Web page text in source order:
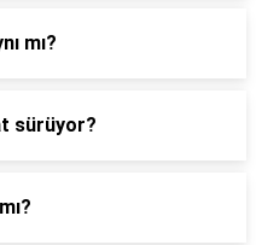
mı?
sürüyor?